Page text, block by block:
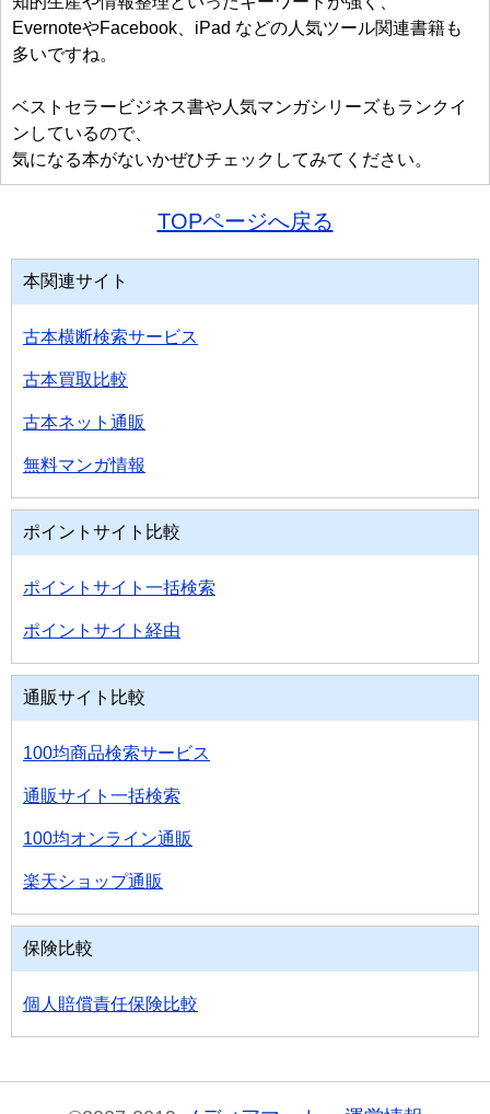
EvernoteやFacebook、iPad などの人気ツール関連書籍も
多いですね。
ベストセラービジネス書や人気マンガシリーズもランクイ
ンしているので、
気になる本がないかぜひチェックしてみてください。
TOPページへ戻る
本関連サイト
古本横断検索サービス
古本買取比較
古本ネット通販
無料マンガ情報
ポイントサイト比較
ポイントサイト一括検索
ポイントサイト経由
通販サイト比較
100均商品検索サービス
通販サイト一括検索
100均オンライン通販
楽天ショップ通販
保険比較
個人賠償責任保険比較